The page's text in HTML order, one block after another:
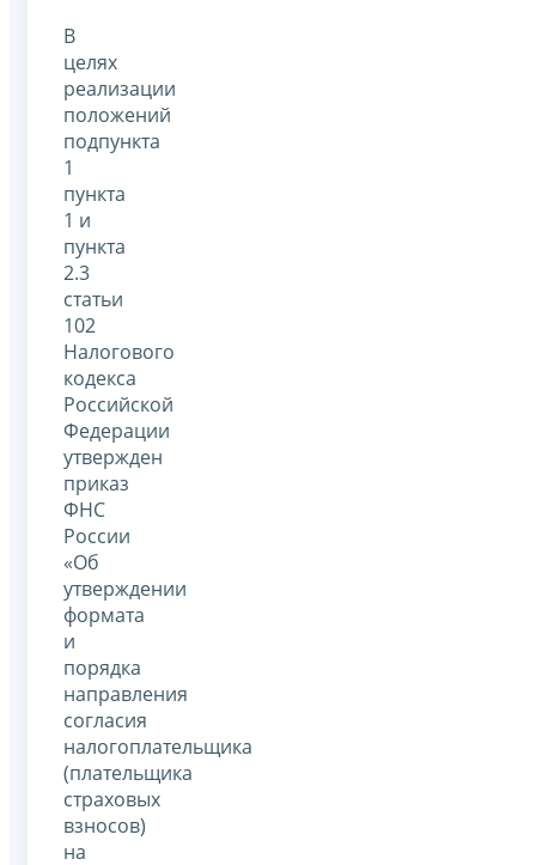
В
целях
реализации
положений
подпункта
1
пункта
1 и
пункта
2.3
статьи
102
Налогового
кодекса
Российской
Федерации
утвержден
приказ
ФНС
России
«Об
утверждении
формата
и
порядка
направления
согласия
налогоплательщика
(плательщика
страховых
взносов)
на